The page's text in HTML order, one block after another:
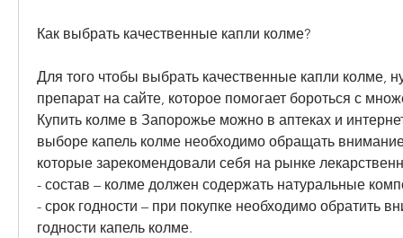
Как выбрать качественные капли колме?
Для того чтобы выбрать качественные капли колме,
препарат на сайте, которое помогает бороться с
Купить колме в Запорожье можно в аптеках и
выборе капель колме необходимо обращать
которые зарекомендовали себя на рынке
- состав – колме должен содержать натуральные
- срок годности – при покупке необходимо обратить
годности капель колме.